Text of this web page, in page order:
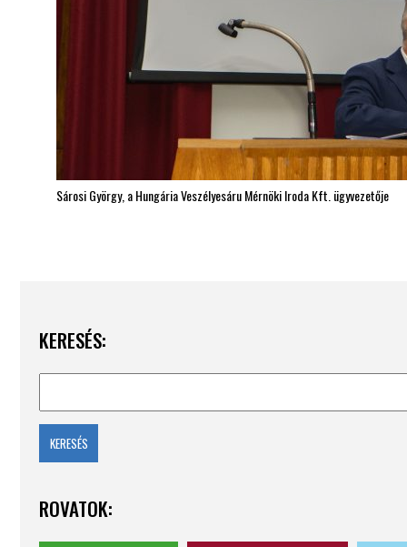
Sárosi György, a Hungária Veszélyesáru Mérnöki Iroda Kft. ügyvezetője
KERESÉS:
ROVATOK: